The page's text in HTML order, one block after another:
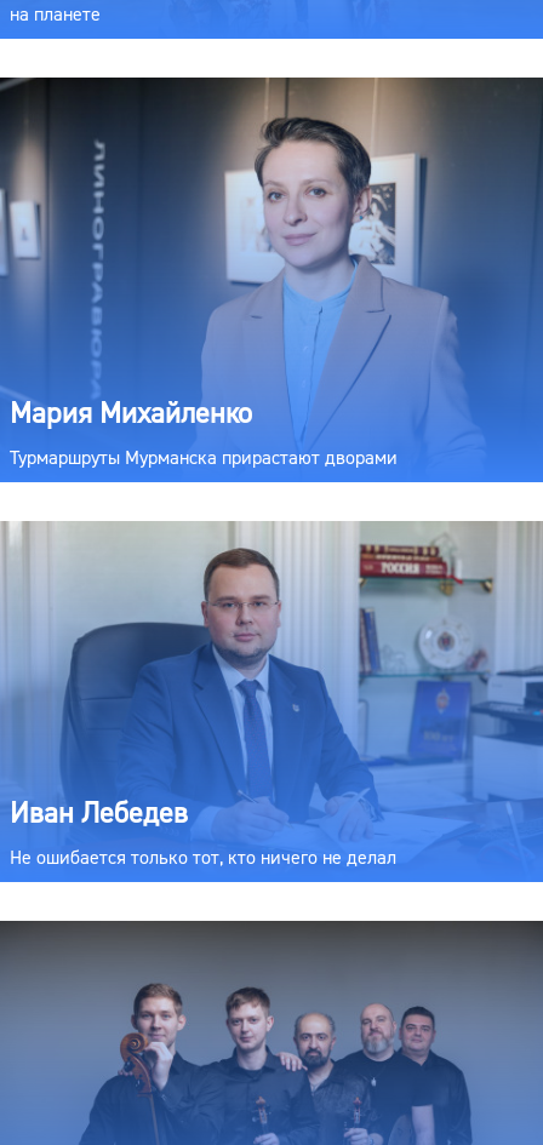
на планете
Мария Михайленко
Турмаршруты Мурманска прирастают дворами
Иван Лебедев
Не ошибается только тот, кто ничего не делал